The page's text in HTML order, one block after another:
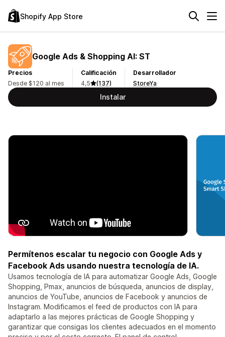
Shopify App Store
Google Ads & Shopping AI: ST
Precios
Desde $120 al mes
Calificación
4,5
(137)
Desarrollador
StoreYa
Instalar
Permítenos escalar tu negocio con Google Ads y
Facebook Ads usando nuestra tecnología de IA.
Usamos tecnología de IA para automatizar Google Ads, Google
Shopping, Pmax, anuncios de búsqueda, anuncios de display,
anuncios de YouTube, anuncios de Facebook y anuncios de
Instagram. Modificamos el feed de productos con IA para
adaptarlo a las mejores prácticas de Google Shopping y
garantizar que consigas los clientes adecuados en el momento